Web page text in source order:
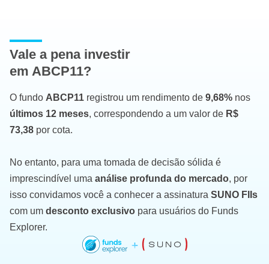
Vale a pena investir
em ABCP11?
O fundo ABCP11 registrou um rendimento de 9,68% nos
últimos 12 meses, correspondendo a um valor de R$
73,38 por cota.
No entanto, para uma tomada de decisão sólida é
imprescindível uma análise profunda do mercado, por
isso convidamos você a conhecer a assinatura SUNO FIIs
com um desconto exclusivo para usuários do Funds
Explorer.